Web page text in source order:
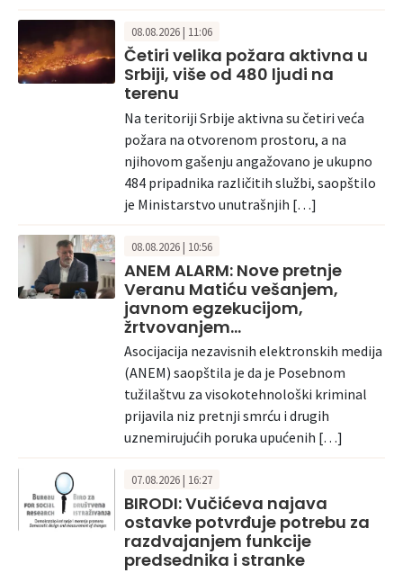
08.08.2026 | 11:06
Četiri velika požara aktivna u
Srbiji, više od 480 ljudi na
terenu
Na teritoriji Srbije aktivna su četiri veća
požara na otvorenom prostoru, a na
njihovom gašenju angažovano je ukupno
484 pripadnika različitih službi, saopštilo
je Ministarstvo unutrašnjih […]
08.08.2026 | 10:56
ANEM ALARM: Nove pretnje
Veranu Matiću vešanjem,
javnom egzekucijom,
žrtvovanjem…
Asocijacija nezavisnih elektronskih medija
(ANEM) saopštila je da je Posebnom
tužilaštvu za visokotehnološki kriminal
prijavila niz pretnji smrću i drugih
uznemirujućih poruka upućenih […]
07.08.2026 | 16:27
BIRODI: Vučićeva najava
ostavke potvrđuje potrebu za
razdvajanjem funkcije
predsednika i stranke